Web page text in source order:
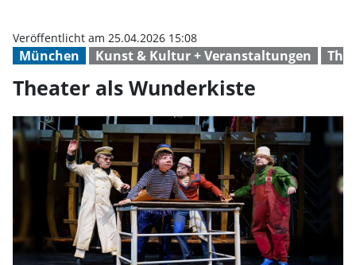
München Kunst & Kultur + Veranstaltungen
Veröffentlicht am 25.04.2026 15:08
Theater als Wunderkiste